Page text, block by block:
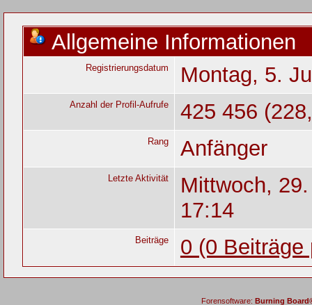
Allgemeine Informationen
Registrierungsdatum Montag, 5.
Anzahl der Profil-Aufrufe 425 456
Rang Anfänger
Letzte Aktivität
Mittwoch,
17:14
Beiträge 0 (0 Beiträge
Forensoftware: Burning